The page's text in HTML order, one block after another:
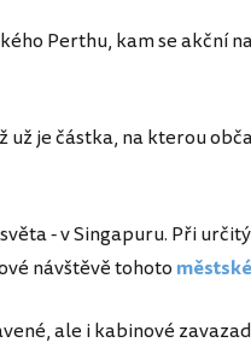
Perthu, kam se akční
už je částka, na kterou
- v Singapuru. Při
návštěvě tohoto
ale i kabinové